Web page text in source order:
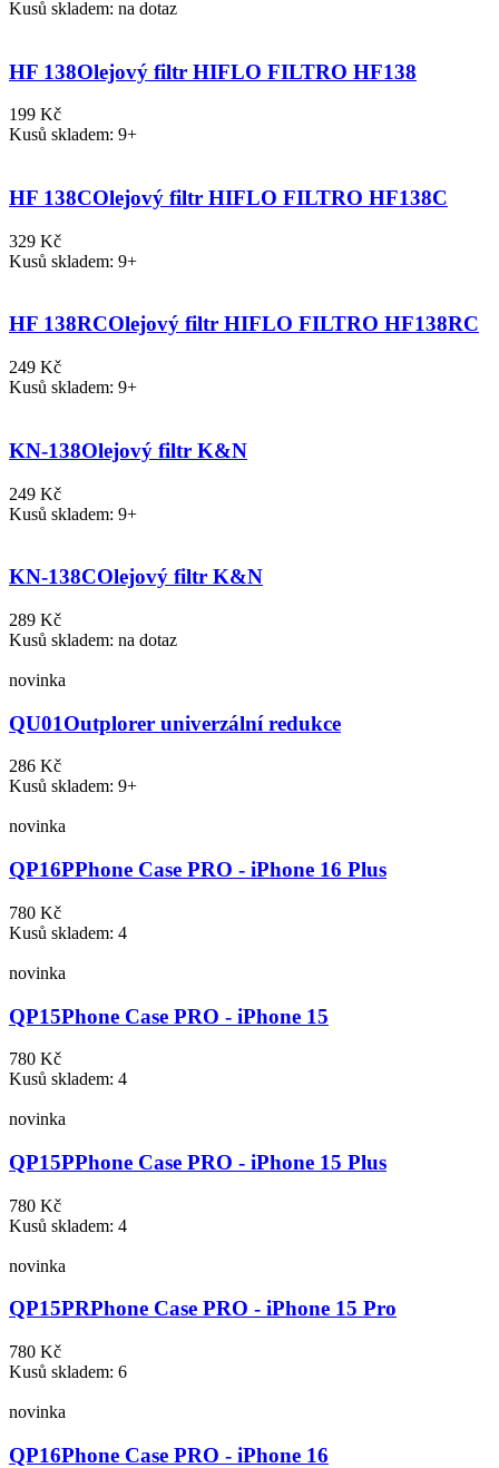
Kusů skladem: na dotaz
HF 138Olejový filtr HIFLO FILTRO HF138
199 Kč
Kusů skladem: 9+
HF 138COlejový filtr HIFLO FILTRO HF138C
329 Kč
Kusů skladem: 9+
HF 138RCOlejový filtr HIFLO FILTRO HF138RC
249 Kč
Kusů skladem: 9+
KN-138Olejový filtr K&N
249 Kč
Kusů skladem: 9+
KN-138COlejový filtr K&N
289 Kč
Kusů skladem: na dotaz
novinka
QU01Outplorer univerzální redukce
286 Kč
Kusů skladem: 9+
novinka
QP16PPhone Case PRO - iPhone 16 Plus
780 Kč
Kusů skladem: 4
novinka
QP15Phone Case PRO - iPhone 15
780 Kč
Kusů skladem: 4
novinka
QP15PPhone Case PRO - iPhone 15 Plus
780 Kč
Kusů skladem: 4
novinka
QP15PRPhone Case PRO - iPhone 15 Pro
780 Kč
Kusů skladem: 6
novinka
QP16Phone Case PRO - iPhone 16